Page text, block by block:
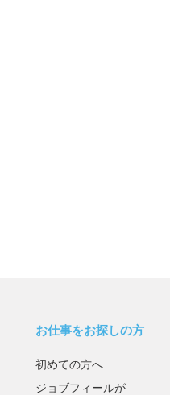
お仕事をお探しの方
初めての方へ
ジョブフィールが